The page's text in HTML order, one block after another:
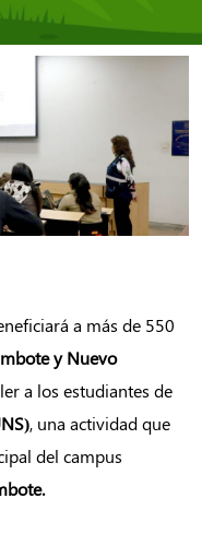
a más de 550
y Nuevo
a los estudiantes de
, una actividad que
del campus